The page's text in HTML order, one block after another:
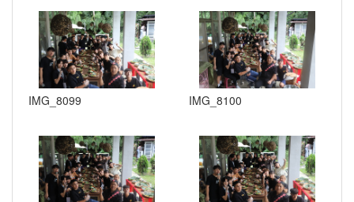
IMG_8099 IMG_8100